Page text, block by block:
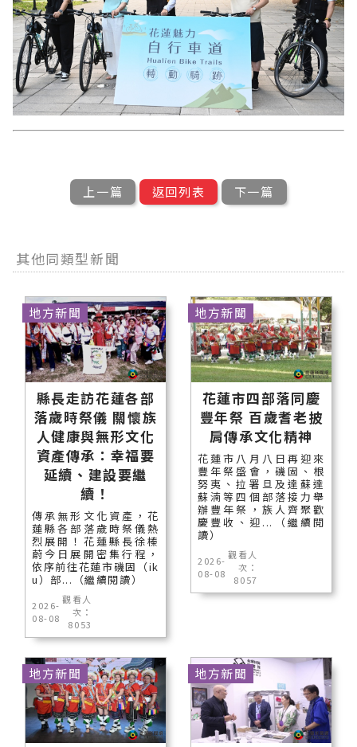
上一篇 返回列表 下一篇
其他同類型新聞
縣長走訪花蓮各部
落歲時祭儀 關懷族
人健康與無形文化
資產傳承：幸福要
延續、建設要繼
續！
傳承無形文化資產，花
蓮縣各部落歲時祭儀熱
烈展開！花蓮縣長徐榛
蔚今日展開密集行程，
依序前往花蓮市磯固（ik
u）部...（繼續閱讀）
2026-
08-08
觀看人
次：
8053
地方新聞
花蓮市四部落同慶
豐年祭 百歲耆老披
肩傳承文化精神
花蓮市八月八日再迎來
豐年祭盛會，磯固、根
努夷、拉署旦及達蘇達
蘇湳等四個部落接力舉
辦豐年祭，族人齊聚歡
慶豐收、迎...（繼續閱
讀）
2026-
08-08
觀看人
次：
8057
地方新聞
地方新聞 地方新聞